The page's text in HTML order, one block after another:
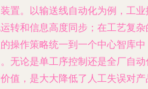
置。以输送线自动化为例，工
转和信息高度同步；在工艺复
操作策略统一到一个中心智库
无论是单工序控制还是全厂自
值，是大大降低了人工失误对